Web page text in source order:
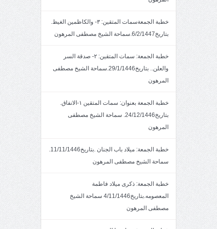
خطبة الجمعةسمات المتقين: ٣- والكاظمين الغيظ.
بتاريخ6/2/1447.سماحة الشيخ مصطفى المرهون
خطبة الجمعة: سمات المتقين: ٢- صدقة السر
والعلن.. بتاريخ29/1/1446.سماحة الشيخ مصطفى
المرهون
خطبة الجمعة بعنوان: سمات المتقين ١-الانفاق.
بتاريخ24/12/1446. سماحة الشيخ مصطفى
المرهون
خطبة الجمعة: ميلاد باب الجنان .بتاريخ11/11/1446.
سماحة الشيخ مصطفى المرهون
خطبة الجمعة: ذكرى ميلاد فاطمة
المعصومه.بتاريخ4/11/1446 سماحة الشيخ
مصطفى المرهون